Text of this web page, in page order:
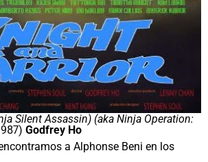
Silent Assassin) (aka Ninja Operation:
Godfrey Ho
a Alphonse Beni en los